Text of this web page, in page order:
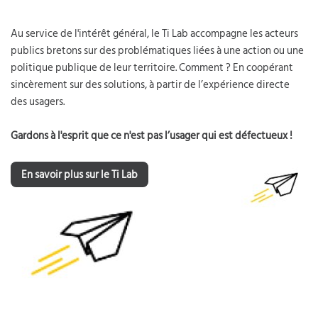
Au service de l'intérêt général, le Ti Lab accompagne les acteurs
publics bretons sur des problématiques liées à une action ou une
politique publique de leur territoire. Comment ? En coopérant
sincèrement sur des solutions, à partir de l’expérience directe
des usagers.
Gardons à l'esprit que ce n'est pas l’usager qui est défectueux !
En savoir plus sur le Ti Lab